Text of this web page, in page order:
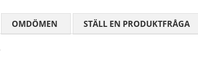
OMDÖMEN MEDELBETYG 0 AV 5 ANTAL BETYG 0
STÄLL EN PRODUKTFRÅGA